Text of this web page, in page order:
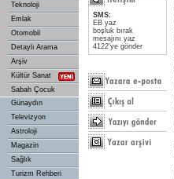
Teknoloji
Emlak
Otomobil
Detaylı Arama
Arşiv
Kültür Sanat
Sabah Çocuk
Günaydın
Televizyon
Astroloji
Magazin
Sağlık
Turizm Rehberi
SMS:
EB yaz
boşluk bırak
mesajını yaz
4122'ye gönder